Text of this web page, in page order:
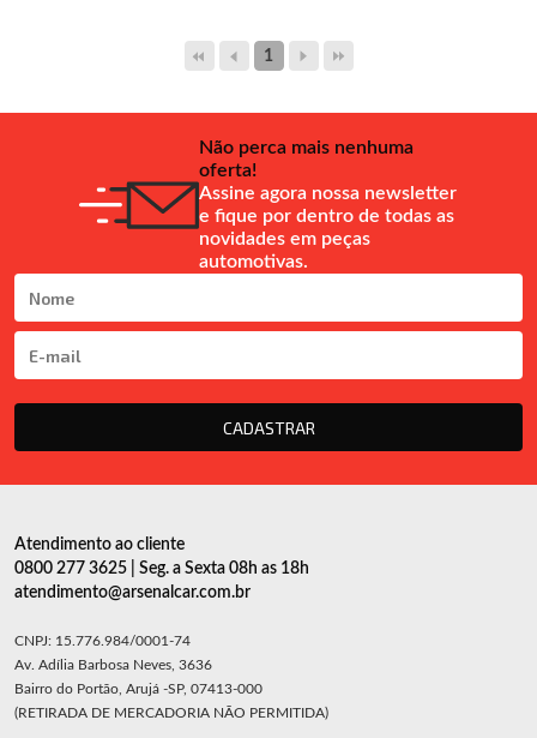
1
Não perca mais nenhuma
oferta!
Assine agora nossa newsletter
e fique por dentro de todas as
novidades em peças
automotivas.
CADASTRAR
Atendimento ao cliente
0800 277 3625 | Seg. a Sexta 08h as 18h
atendimento@arsenalcar.com.br
CNPJ: 15.776.984/0001-74
Av. Adília Barbosa Neves, 3636
Bairro do Portão, Arujá -SP, 07413-000
(RETIRADA DE MERCADORIA NÃO PERMITIDA)